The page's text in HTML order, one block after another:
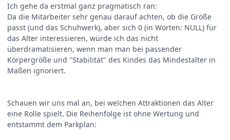
Ich gehe da erstmal ganz pragmatisch ran:
Da die Mitarbeiter sehr genau darauf achten, ob die Größe
passt (und das Schuhwerk), aber sich 0 (in Worten: NULL) für
das Alter interessieren, würde ich das nicht
überdramatisieren, wenn man man bei passender
Körpergröße und "Stabilität" des Kindes das Mindestalter in
Maßen ignoriert.
Schauen wir uns mal an, bei welchen Attraktionen das Alter
eine Rolle spielt. Die Reihenfolge ist ohne Wertung und
entstammt dem Parkplan: